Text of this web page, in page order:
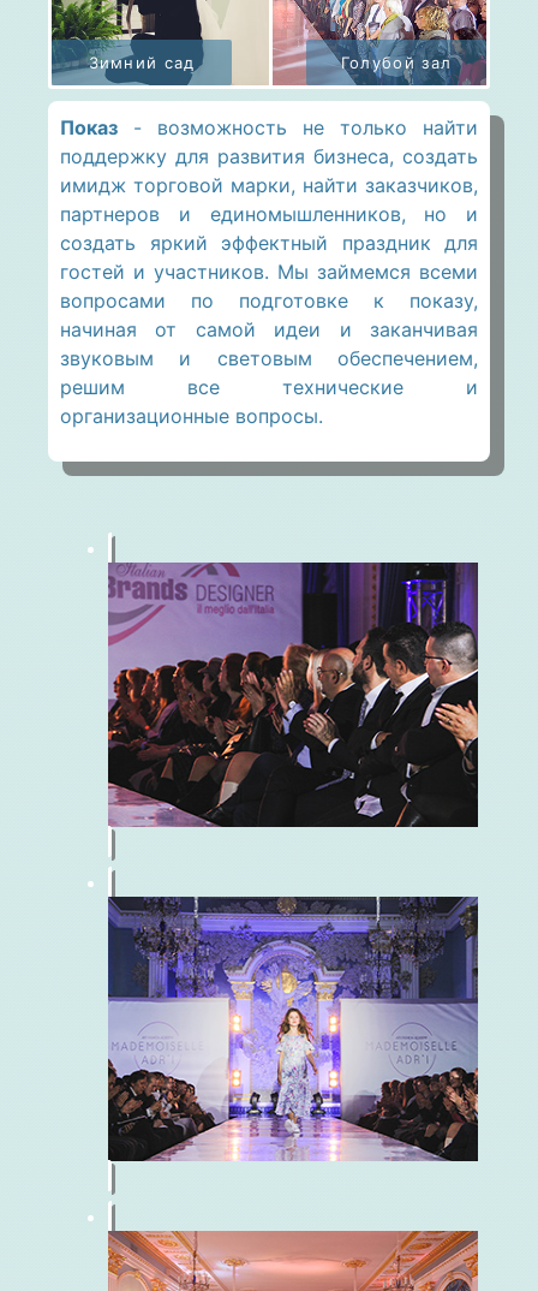
Показ - возможность не только найти
поддержку для развития бизнеса, создать
имидж торговой марки, найти заказчиков,
партнеров и единомышленников, но и
создать яркий эффектный праздник для
гостей и участников. Мы займемся всеми
вопросами по подготовке к показу,
начиная от самой идеи и заканчивая
звуковым и световым обеспечением,
решим все технические и
организационные вопросы.